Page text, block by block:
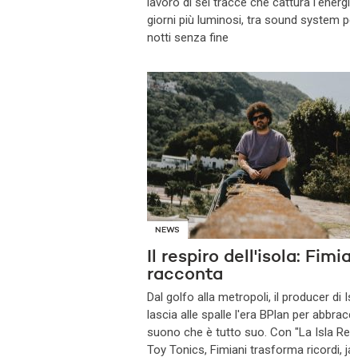
giorni più luminosi, tra sound system
notti senza fine
NEWS
Il respiro dell'isola:
racconta
Dal golfo alla metropoli, il producer di
lascia alle spalle l'era BPlan per
suono che è tutto suo. Con "La Isla
Toy Tonics, Fimiani trasforma ricordi,